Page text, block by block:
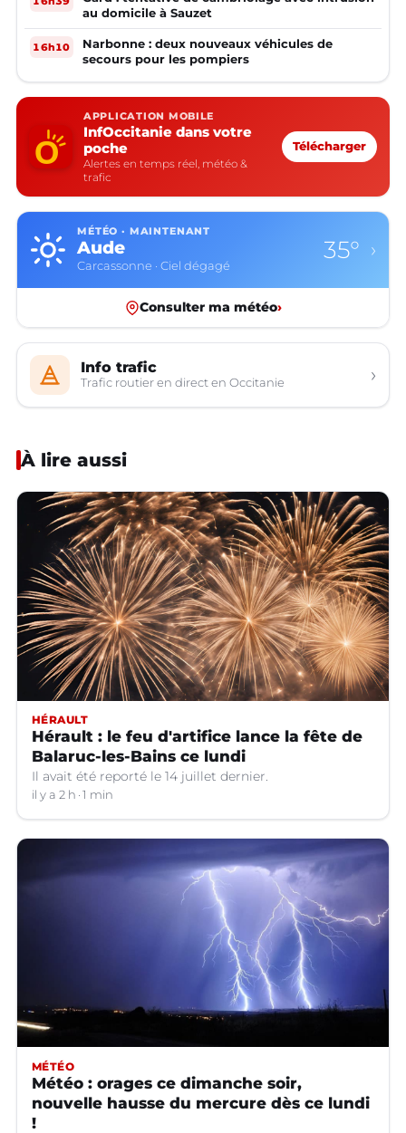
au domicile à Sauzet
16h10
Narbonne : deux nouveaux véhicules de
secours pour les pompiers
APPLICATION MOBILE
InfOccitanie dans votre
poche
Alertes en temps réel, météo &
trafic
Télécharger
MÉTÉO · MAINTENANT
Aude
Carcassonne · Ciel dégagé
35° ›
Consulter ma météo›
Info trafic
Trafic routier en direct en Occitanie ›
À lire aussi
HÉRAULT
Hérault : le feu d'artifice lance la fête de
Balaruc-les-Bains ce lundi
Il avait été reporté le 14 juillet dernier.
il y a 2 h 1 min
MÉTÉO
Météo : orages ce dimanche soir,
nouvelle hausse du mercure dès ce lundi
!